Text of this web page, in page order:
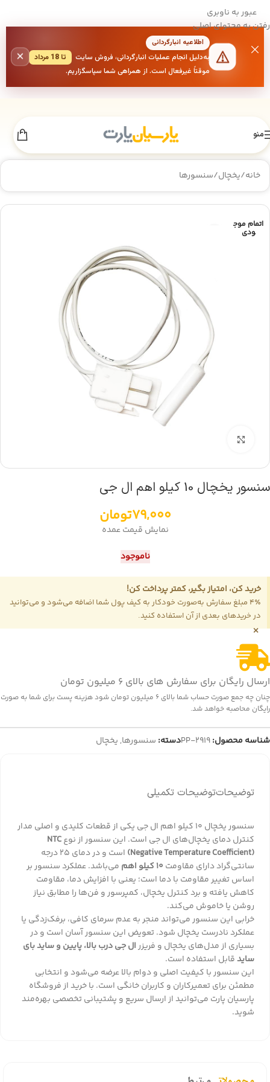
عبور به ناوبری
رفتن به محتوای اصلی
اطلاعیه انبارگردانی
به‌دلیل انجام عملیات انبارگردانی، فروش سایت
تا 18 مرداد
موقتاً غیرفعال است. از همراهی شما سپاسگزاریم.
×
منو
خانه/یخچال/سنسورها
اتمام موج
ودی
سنسور یخچال 10 کیلو اهم ال جی
79,000تومان
نمایش قیمت عمده
ناموجود
خرید کن، امتیاز بگیر، کمتر پرداخت کن!
4٪ مبلغ سفارش به‌صورت خودکار به کیف پول شما اضافه می‌شود و می‌توانید
در خریدهای بعدی از آن استفاده کنید.
×
ارسال رایگان برای سفارش های بالای 6 میلیون تومان
چنان چه جمع صورت حساب شما بالای 6 میلیون تومان شود هزینه پست برای شما به صورت
رایگان محاصبه خواهد شد.
شناسه محصول:PP-2919دسته: سنسورها, یخچال
توضیحاتتوضیحات تکمیلی
سنسور یخچال 10 کیلو اهم ال جی یکی از قطعات کلیدی و اصلی مدار
کنترل دمای یخچال‌های ال جی است. این سنسور از نوعNTC
(Negative Temperature Coefficient)
است و در دمای ۲۵ درجه
سانتی‌گراد دارای مقاومت ۱۰ کیلو اهم
می‌باشد. عملکرد سنسور بر
اساس تغییر مقاومت با دما است؛ یعنی با افزایش دما، مقاومت
کاهش یافته و برد کنترل یخچال، کمپرسور و فن‌ها را مطابق نیاز
روشن یا خاموش می‌کند.
خرابی این سنسور می‌تواند منجر به عدم سرمای کافی، برفک‌زدگی یا
عملکرد نادرست یخچال شود. تعویض این سنسور آسان است و در
بسیاری از مدل‌های یخچال و فریزرال جی درب بالا، پایین و ساید بای
سایدقابل استفاده است.
این سنسور با کیفیت اصلی و دوام بالا عرضه می‌شود و انتخابی
مطمئن برای تعمیرکاران و کاربران خانگی است. با خرید ازفروشگاه
پارسیان پارت می‌توانید از ارسال سریع و پشتیبانی تخصصی بهره‌مند
شوید.